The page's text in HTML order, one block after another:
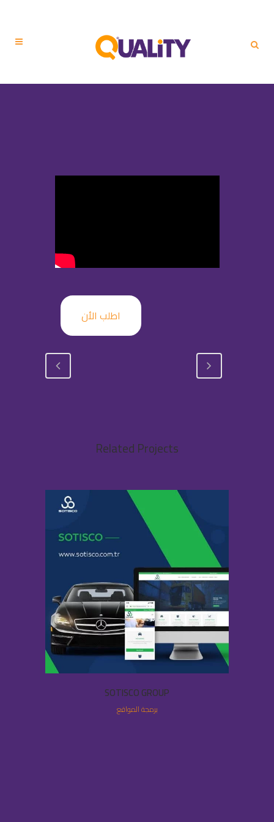
اطلب الأن
Related Projects
SOTISCO GROUP
برمجة المواقع